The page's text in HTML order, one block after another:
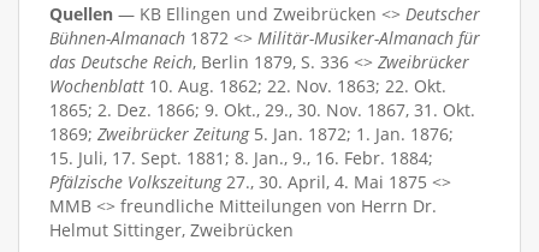
Quellen — KB Ellingen und Zweibrücken <> Deutscher
Bühnen-Almanach 1872 <> Militär-Musiker-Almanach für
das Deutsche Reich, Berlin 1879, S. 336 <> Zweibrücker
Wochenblatt 10. Aug. 1862; 22. Nov. 1863; 22. Okt.
1865; 2. Dez. 1866; 9. Okt., 29., 30. Nov. 1867, 31. Okt.
1869; Zweibrücker Zeitung5. Jan. 1872; 1. Jan. 1876;
15. Juli, 17. Sept. 1881; 8. Jan., 9., 16. Febr. 1884;
Pfälzische Volkszeitung27., 30. April, 4. Mai 1875 <>
MMB <> freundliche Mitteilungen von Herrn Dr.
Helmut Sittinger, Zweibrücken